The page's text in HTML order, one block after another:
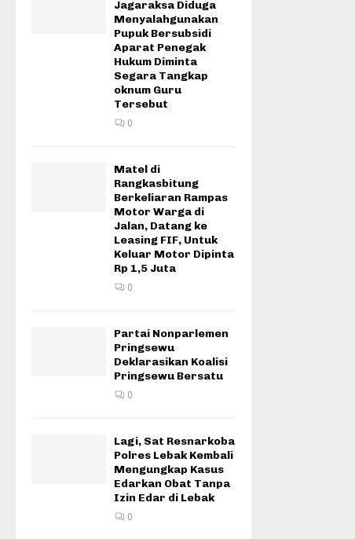
Jagaraksa Diduga
Menyalahgunakan
Pupuk Bersubsidi
Aparat Penegak
Hukum Diminta
Segara Tangkap
oknum Guru
Tersebut
0
Matel di
Rangkasbitung
Berkeliaran Rampas
Motor Warga di
Jalan, Datang ke
Leasing FIF, Untuk
Keluar Motor Dipinta
Rp 1,5 Juta
0
Partai Nonparlemen
Pringsewu
Deklarasikan Koalisi
Pringsewu Bersatu
0
Lagi, Sat Resnarkoba
Polres Lebak Kembali
Mengungkap Kasus
Edarkan Obat Tanpa
Izin Edar di Lebak
0